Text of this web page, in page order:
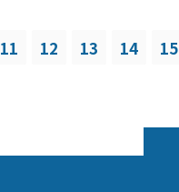
11 12 13 14 15